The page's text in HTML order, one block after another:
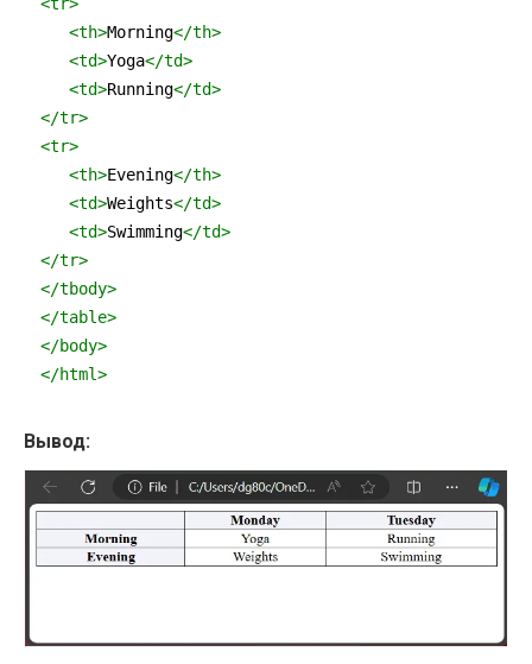
<tr>
<th>Morning</th>
<td>Yoga</td>
<td>Running</td>
</tr>
<tr>
<th>Evening</th>
<td>Weights</td>
<td>Swimming</td>
</tr>
</tbody>
</table>
</body>
</html>
Вывод: